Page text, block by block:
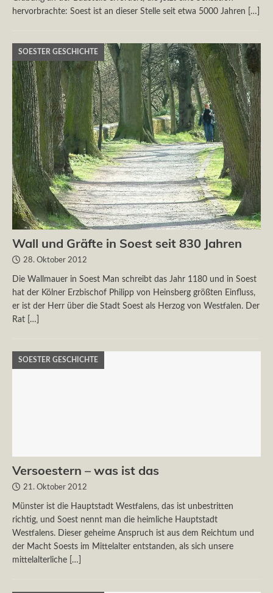
hervorbrachte: Soest ist an dieser Stelle seit etwa 5000 Jahren
[…]
SOESTER GESCHICHTE
Wall und Gräfte in Soest seit 830 Jahren
28. Oktober 2012
Die Wallmauer in Soest Man schreibt das Jahr 1180 und in Soest
hat der Kölner Erzbischof Philipp von Heinsberg größten Einfluss,
er ist der Herr über die Stadt Soest als Herzog von Westfalen. Der
Rat
[…]
SOESTER GESCHICHTE
Versoestern – was ist das
21. Oktober 2012
Münster ist die Hauptstadt Westfalens, das ist unbestritten
richtig, und Soest nennt man die heimliche Hauptstadt
Westfalens. Dieser geheime Anspruch ist aus dem Reichtum und
der Macht Soests im Mittelalter entstanden, als sich unsere
mittelalterliche
[…]